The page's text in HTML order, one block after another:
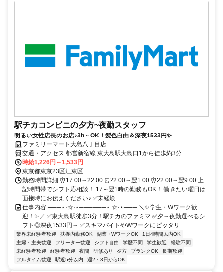
駅チカコンビニの夕方~夜勤スタッフ
明るい女性店長のお店♪3h～OK！髪色自由＆深夜1533円✨
ファミリーマート大島八丁目店
交通・アクセス 都営新宿線 東大島駅大島口1から徒歩約3分
時給1,226円～1,533円
東京都東京23区江東区
勤務時間詳細 ⏰17:00～22:00 ⏰22:00～翌1:00 ⏰22:00～翌9:00 上
記時間帯でシフト応相談！ 17～翌1時の勤務もOK！ 働きたい曜日は
面接時にお伝えください♪ ✅未経験...
仕事内容 ───⋆⋅☆⋅⋆──────⋆⋅☆⋅⋆─── ＼✨学生・Wワーク歓
迎！✨／ ✅東大島駅徒歩3分！駅チカのファミマ ✅夕～夜勤選べるシ
フト◎深夜1533円～ ✅スキマバイトやWワークにピッタリ...
業界未経験者歓迎 扶養内勤務OK 副業・WワークOK
1日4時間以内OK
主婦・主夫歓迎
フリーター歓迎 シフト自由 学歴不問 学生歓迎
経験不問
未経験者歓迎
経験者歓迎 夜間 研修あり 夕方 ブランクOK
長期歓迎
フルタイム歓迎
駅近5分以内 週2・3日からOK